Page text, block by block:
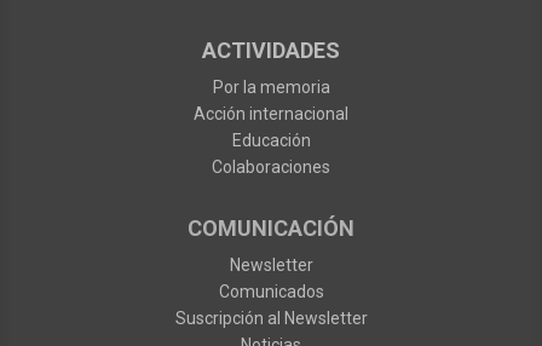
ACTIVIDADES
Por la memoria
Acción internacional
Educación
Colaboraciones
COMUNICACIÓN
Newsletter
Comunicados
Suscripción al Newsletter